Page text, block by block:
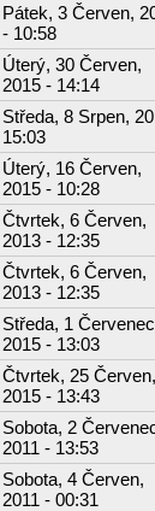
Pátek, 3 Červen,
- 10:58
Úterý, 30 Červen,
2015 - 14:14
Středa, 8 Srpen,
15:03
Úterý, 16 Červen,
2015 - 10:28
Čtvrtek, 6 Červen,
2013 - 12:35
Čtvrtek, 6 Červen,
2013 - 12:35
Středa, 1
2015 - 13:03
Čtvrtek, 25 Červen,
2015 - 13:43
Sobota, 2
2011 - 13:53
Sobota, 4 Červen,
2011 - 00:31